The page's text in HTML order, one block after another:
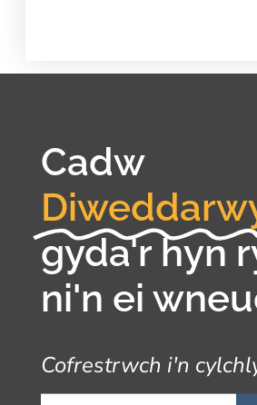
Cadw
gyda'r hyn
ni'n ei
Cofrestrwch i'n